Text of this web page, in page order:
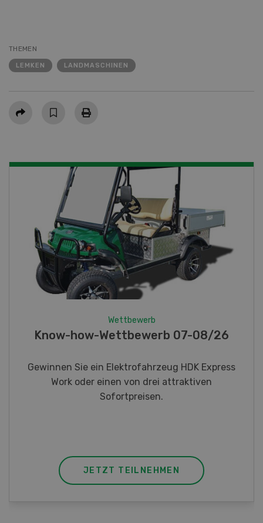
THEMEN
LEMKEN LANDMASCHINEN
Teilen
Fotorätsel 07-08/26
Gewinnen Sie eines von fünf LANDI
Taschenmessern
JETZT TEILNEHMEN